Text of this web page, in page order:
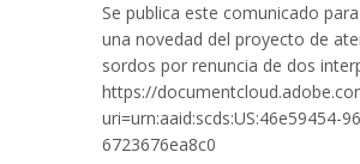
Se publica este comunicado
una novedad del proyecto de
sordos por renuncia de dos
https://
uri=urn:aaid:scds:US:46e59454-
6723676ea8c0